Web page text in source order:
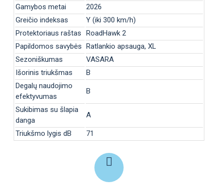
Gamybos metai
2026
Greičio indeksas
Y (iki 300 km/h)
Protektoriaus raštas
RoadHawk 2
Papildomos savybės Ratlankio apsauga, XL
Sezoniškumas
VASARA
Išorinis triukšmas
B
Degalų naudojimo
efektyvumas
B
Sukibimas su šlapia
danga
A
Triukšmo lygis dB 71